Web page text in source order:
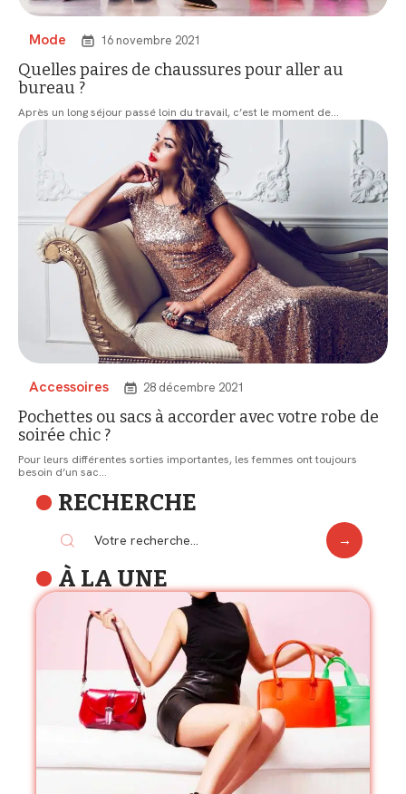
Mode 16 novembre 2021
Quelles paires de chaussures pour aller au
bureau ?
Après un long séjour passé loin du travail, c’est le moment de…
Accessoires 28 décembre 2021
Pochettes ou sacs à accorder avec votre robe de
soirée chic ?
Pour leurs différentes sorties importantes, les femmes ont toujours
besoin d’un sac…
RECHERCHE
À LA UNE